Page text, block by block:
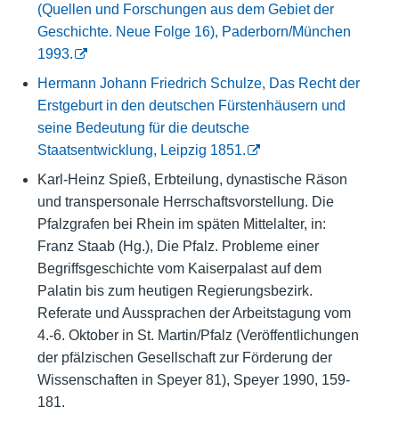
(Quellen und Forschungen aus dem Gebiet der
Geschichte. Neue Folge 16), Paderborn/München
1993.
Hermann Johann Friedrich Schulze, Das Recht der
Erstgeburt in den deutschen Fürstenhäusern und
seine Bedeutung für die deutsche
Staatsentwicklung, Leipzig 1851.
Karl-Heinz Spieß, Erbteilung, dynastische Räson
und transpersonale Herrschaftsvorstellung. Die
Pfalzgrafen bei Rhein im späten Mittelalter, in:
Franz Staab (Hg.), Die Pfalz. Probleme einer
Begriffsgeschichte vom Kaiserpalast auf dem
Palatin bis zum heutigen Regierungsbezirk.
Referate und Aussprachen der Arbeitstagung vom
4.-6. Oktober in St. Martin/Pfalz (Veröffentlichungen
der pfälzischen Gesellschaft zur Förderung der
Wissenschaften in Speyer 81), Speyer 1990, 159-
181.